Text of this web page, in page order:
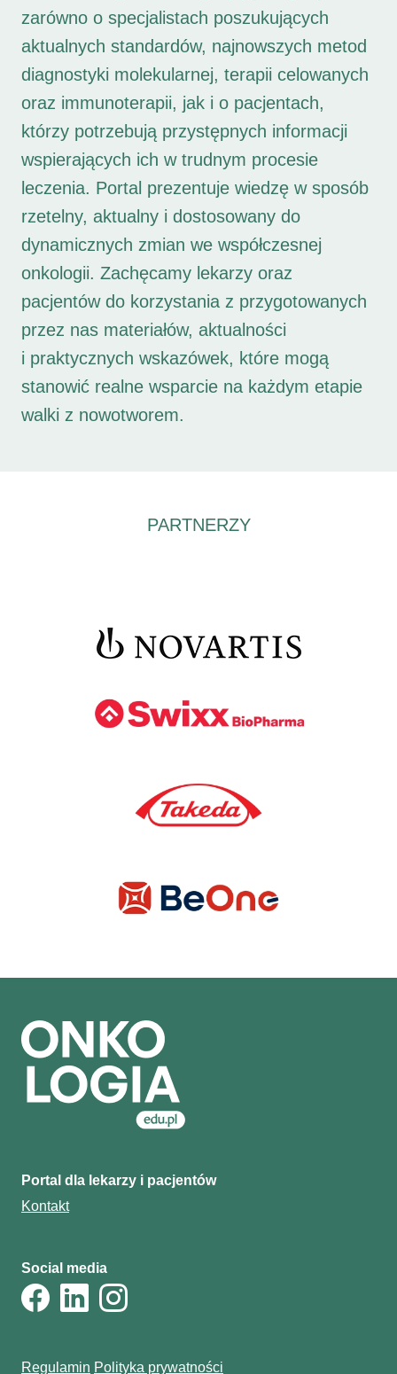
zarówno o specjalistach poszukujących
aktualnych standardów, najnowszych metod
diagnostyki molekularnej, terapii celowanych
oraz immunoterapii, jak i o pacjentach,
którzy potrzebują przystępnych informacji
wspierających ich w trudnym procesie
leczenia. Portal prezentuje wiedzę w sposób
rzetelny, aktualny i dostosowany do
dynamicznych zmian we współczesnej
onkologii. Zachęcamy lekarzy oraz
pacjentów do korzystania z przygotowanych
przez nas materiałów, aktualności
i praktycznych wskazówek, które mogą
stanowić realne wsparcie na każdym etapie
walki z nowotworem.
PARTNERZY
Portal dla lekarzy i pacjentów
Kontakt
Social media
Regulamin Polityka prywatności